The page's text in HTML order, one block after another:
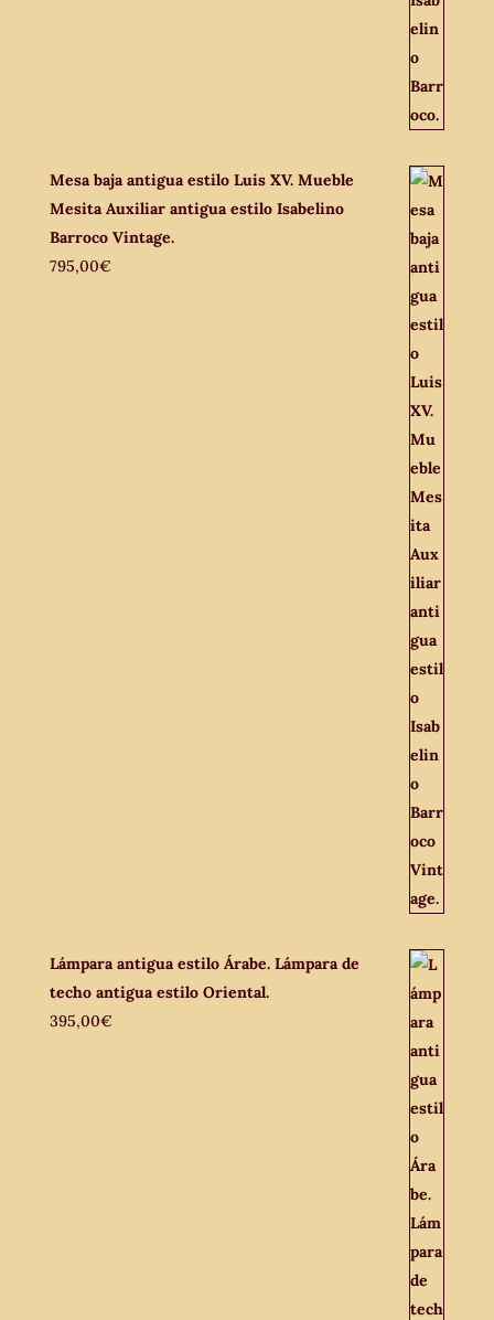
Mesa baja antigua estilo Luis XV. Mueble
Mesita Auxiliar antigua estilo Isabelino
Barroco Vintage.
795,00€
Lámpara antigua estilo Árabe. Lámpara de
techo antigua estilo Oriental.
395,00€